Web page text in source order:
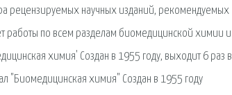
рецензируемых научных изданий, рекомендуемых
работы по всем разделам биомедицинской химии и
химия' Создан в 1955 году, выходит 6 раз в
"Биомедицинская химия" Создан в 1955 году